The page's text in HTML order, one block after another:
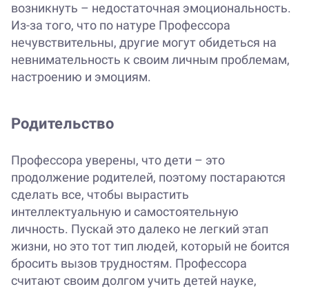
возникнуть – недостаточная эмоциональность.
Из-за того, что по натуре Профессора
нечувствительны, другие могут обидеться на
невнимательность к своим личным проблемам,
настроению и эмоциям.
Родительство
Профессора уверены, что дети – это
продолжение родителей, поэтому постараются
сделать все, чтобы вырастить
интеллектуальную и самостоятельную
личность. Пускай это далеко не легкий этап
жизни, но это тот тип людей, который не боится
бросить вызов трудностям. Профессора
считают своим долгом учить детей науке,